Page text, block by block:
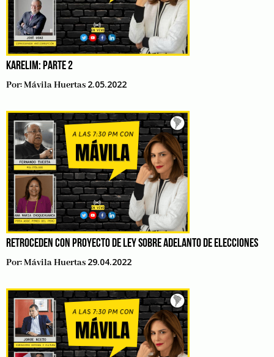
KARELIM: PARTE 2
Por:Mávila Huertas 2.05.2022
RETROCEDEN CON PROYECTO DE LEY SOBRE ADELANTO DE ELECCIONES
Por:Mávila Huertas 29.04.2022